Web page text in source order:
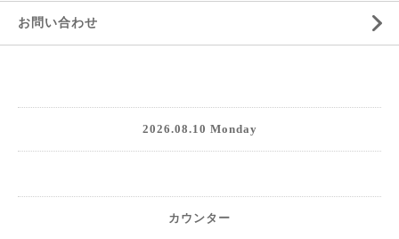
お問い合わせ
2026.08.10 Monday
カウンター